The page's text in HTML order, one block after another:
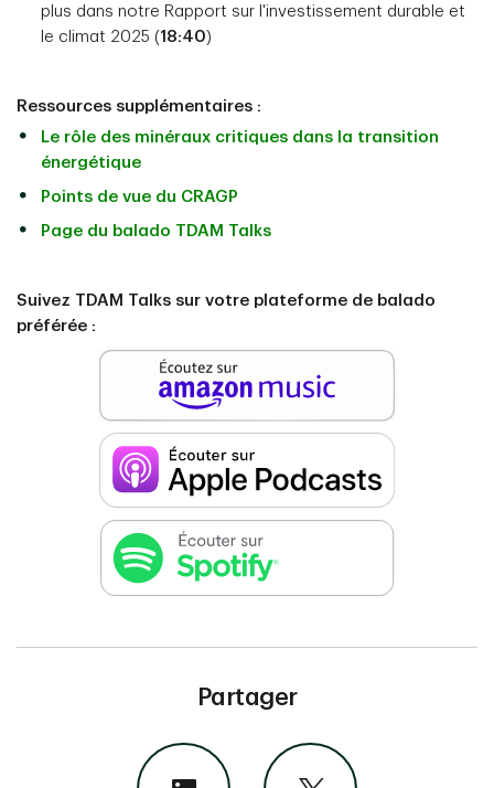
plus dans notre Rapport sur l'investissement durable et
le climat 2025 (18:40)
Ressources supplémentaires :
Le rôle des minéraux critiques dans la transition
énergétique
Points de vue du CRAGP
Page du balado TDAM Talks
Suivez TDAM Talks sur votre plateforme de balado
préférée :
Partager